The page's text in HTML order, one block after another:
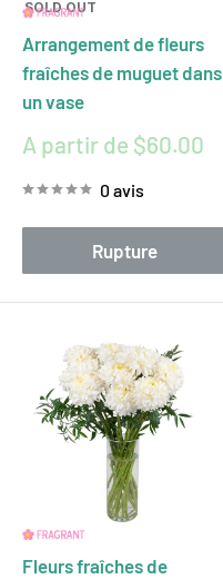
SOLD OUT
Arrangement de fleurs
fraîches de muguet dans
un vase
Prix
réduit
A partir de $60.00
0 avis
Rupture
Fleurs fraîches de